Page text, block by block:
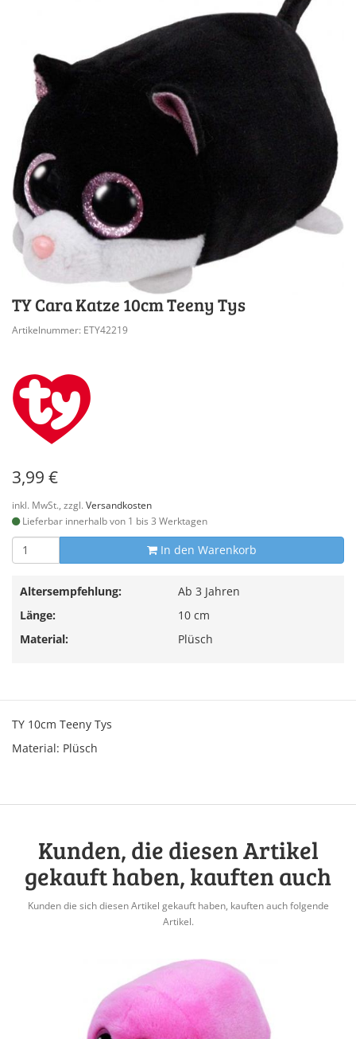
TY Cara Katze 10cm Teeny Tys
Artikelnummer: ETY42219
3,99 €
inkl. MwSt., zzgl. Versandkosten
Lieferbar innerhalb von 1 bis 3 Werktagen
In den Warenkorb
Altersempfehlung:
Ab 3 Jahren
Länge:
10 cm
Material:
Plüsch
TY 10cm Teeny Tys
Material: Plüsch
Kunden, die diesen Artikel
gekauft haben, kauften auch
Kunden die sich diesen Artikel gekauft haben, kauften auch folgende
Artikel.